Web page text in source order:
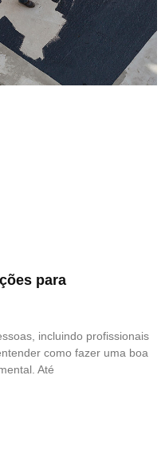
para
incluindo profissionais
como fazer uma boa
Até